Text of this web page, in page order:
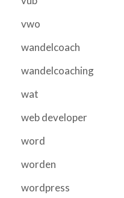
vwo
wandelcoach
wandelcoaching
wat
web developer
word
worden
wordpress